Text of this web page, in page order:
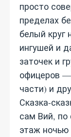
просто
пределах
белый круг
ингушей и
заточек и
офицеров —
части) и
Сказка-
сам Вий, по
этаж ночью